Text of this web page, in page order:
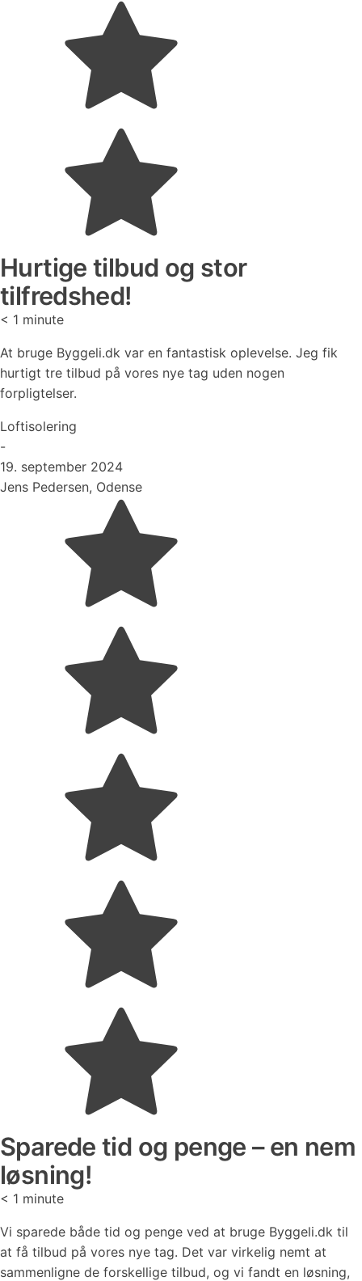
Hurtige tilbud og stor
tilfredshed!
< 1 minute
At bruge Byggeli.dk var en fantastisk oplevelse. Jeg fik
hurtigt tre tilbud på vores nye tag uden nogen
forpligtelser.
Loftisolering
-
19. september 2024
Jens Pedersen, Odense
Sparede tid og penge – en nem
løsning!
< 1 minute
Vi sparede både tid og penge ved at bruge Byggeli.dk til
at få tilbud på vores nye tag. Det var virkelig nemt at
sammenligne de forskellige tilbud, og vi fandt en løsning,